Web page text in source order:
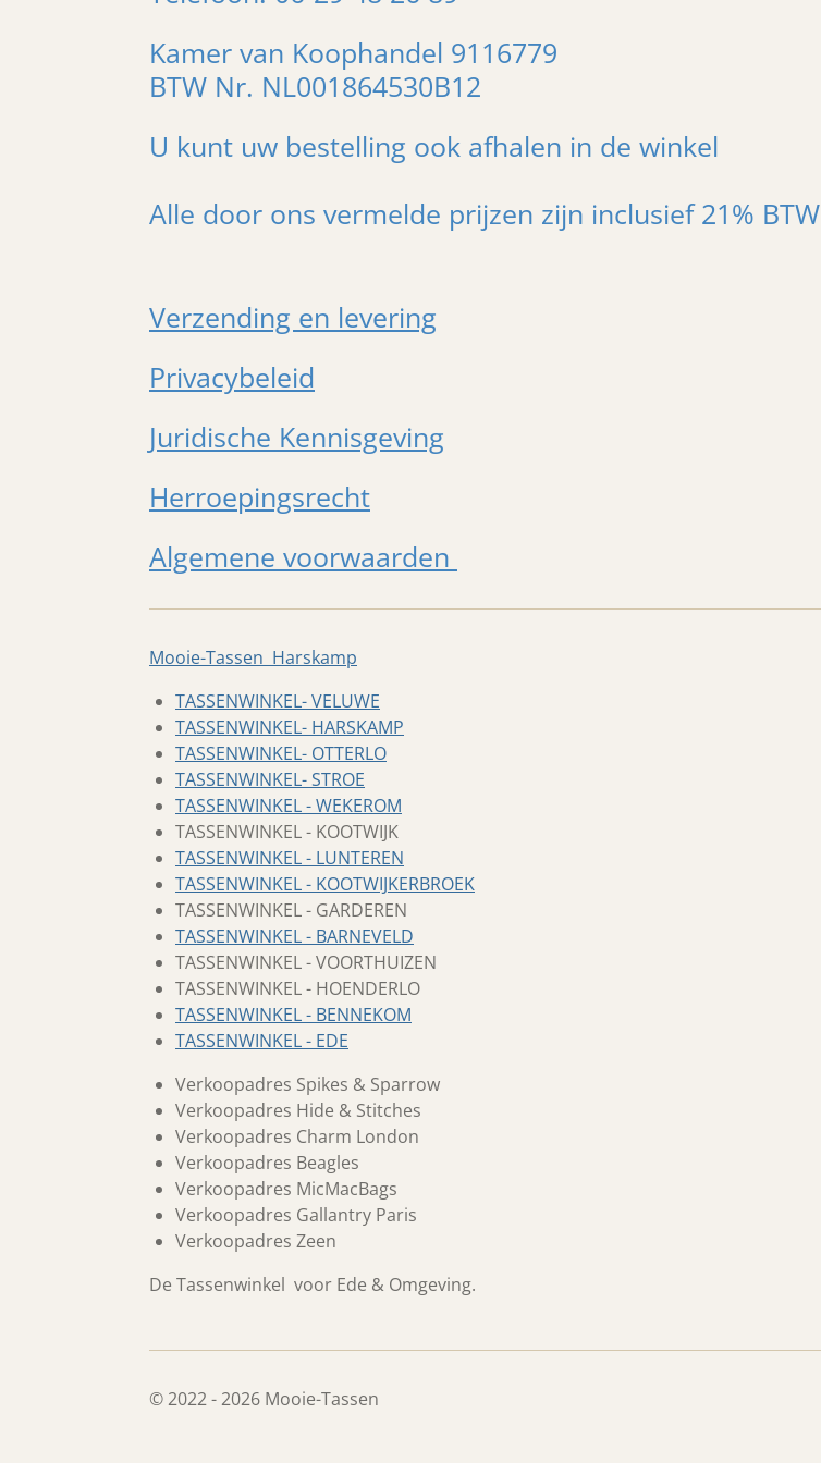
Kamer van Koophandel 9116779
BTW Nr. NL001864530B12
U kunt uw bestelling ook afhalen in de winkel
Alle door ons vermelde prijzen zijn inclusief 21% BTW
Verzending en levering
Privacybeleid
Juridische Kennisgeving
Herroepingsrecht
Algemene voorwaarden
Mooie-Tassen Harskamp
TASSENWINKEL- VELUWE
TASSENWINKEL- HARSKAMP
TASSENWINKEL- OTTERLO
TASSENWINKEL- STROE
TASSENWINKEL - WEKEROM
TASSENWINKEL - KOOTWIJK
TASSENWINKEL - LUNTEREN
TASSENWINKEL - KOOTWIJKERBROEK
TASSENWINKEL - GARDEREN
TASSENWINKEL - BARNEVELD
TASSENWINKEL - VOORTHUIZEN
TASSENWINKEL - HOENDERLO
TASSENWINKEL - BENNEKOM
TASSENWINKEL - EDE
Verkoopadres Spikes & Sparrow
Verkoopadres Hide & Stitches
Verkoopadres Charm London
Verkoopadres Beagles
Verkoopadres MicMacBags
Verkoopadres Gallantry Paris
Verkoopadres Zeen
De Tassenwinkel voor Ede & Omgeving.
© 2022 - 2026 Mooie-Tassen